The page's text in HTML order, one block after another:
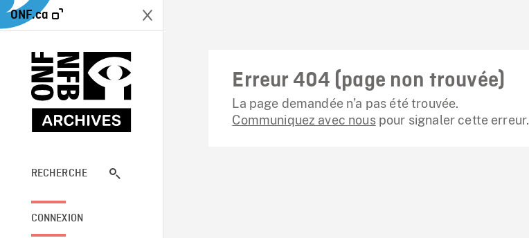
ONF.ca
RECHERCHE
CONNEXION
Erreur 404 (page non trouvée)
La page demandée n’a pas été trouvée.
Communiquez avec nouspour signaler cette erreur.